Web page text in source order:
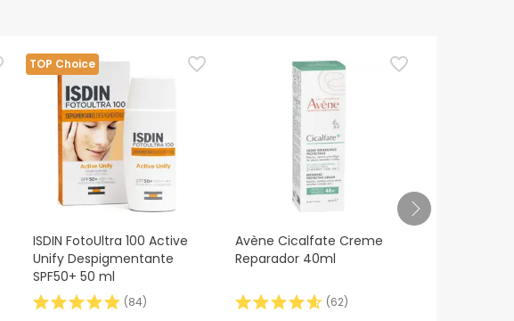
TOP Choice
ISDIN FotoUltra 100 Active
Unify Despigmentante
SPF50+ 50 ml
(84)
Avène Cicalfate Creme
Reparador 40ml
(62)